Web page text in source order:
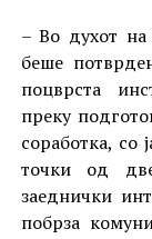
– Во духот на
беше
поцврста
преку
соработка, со
точки од
заеднички
побрза